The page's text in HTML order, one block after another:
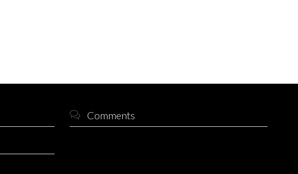
 Comments